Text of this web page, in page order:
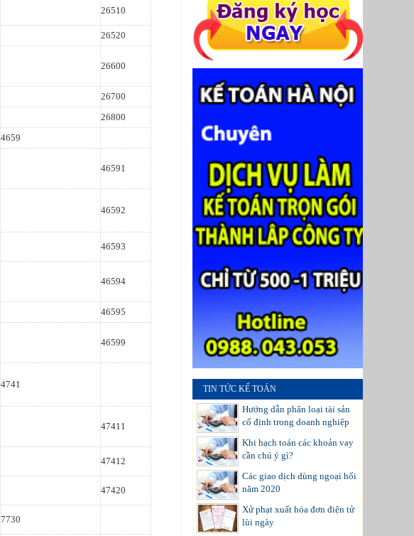
26510
26520
26600
26700
26800
4659
46591
46592
46593
46594
46595
46599
4741
47411
47412
47420
7730
TIN TỨC KẾ TOÁN
Hướng dẫn phân loại tài sản
cố định trong doanh nghiệp
Khi hạch toán các khoản vay
cần chú ý gì?
Các giao dịch dùng ngoại hối
năm 2020
Xử phạt xuất hóa đơn điện tử
lùi ngày